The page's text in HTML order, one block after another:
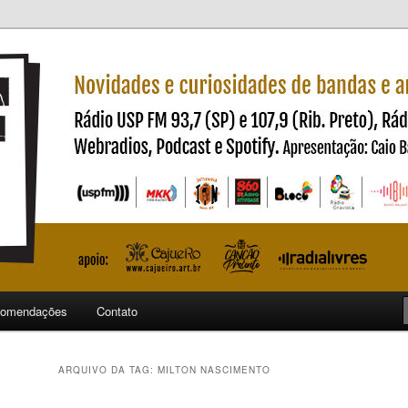
Contato
ARQUIVO DA TAG: MILTON NASCIMENTO